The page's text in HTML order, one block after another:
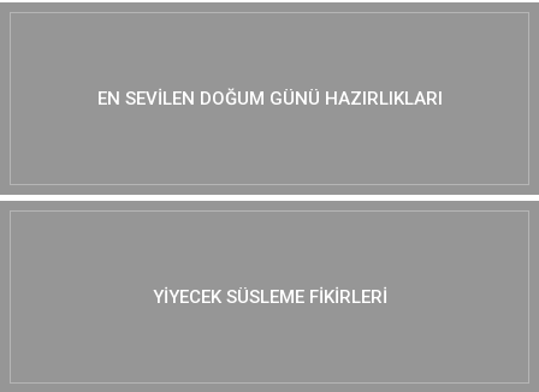
EN SEVILEN DOĞUM GÜNÜ HAZIRLIKLARI
YIYECEK SÜSLEME FIKIRLERI